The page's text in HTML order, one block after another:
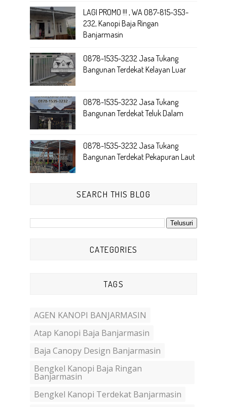
LAGI PROMO !!! , WA 087-815-353-
232, Kanopi Baja Ringan
Banjarmasin
0878-1535-3232 Jasa Tukang
Bangunan Terdekat Kelayan Luar
0878-1535-3232 Jasa Tukang
Bangunan Terdekat Teluk Dalam
0878-1535-3232 Jasa Tukang
Bangunan Terdekat Pekapuran Laut
SEARCH THIS BLOG
CATEGORIES
TAGS
AGEN KANOPI BANJARMASIN
Atap Kanopi Baja Banjarmasin
Baja Canopy Design Banjarmasin
Bengkel Kanopi Baja Ringan
Banjarmasin
Bengkel Kanopi Terdekat Banjarmasin